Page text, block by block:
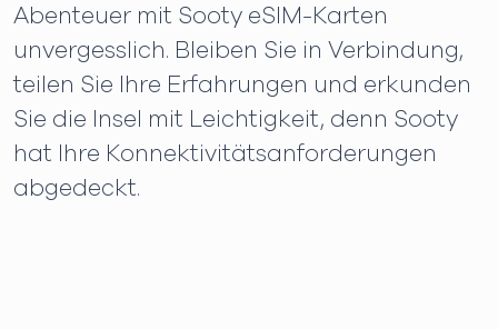
Abenteuer mit Sooty eSIM-Karten
unvergesslich. Bleiben Sie in Verbindung,
teilen Sie Ihre Erfahrungen und erkunden
Sie die Insel mit Leichtigkeit, denn Sooty
hat Ihre Konnektivitätsanforderungen
abgedeckt.